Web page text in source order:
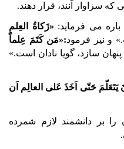
که سزاوار آنند، قرار دهند.
می فرماید: «زَکاةُ العِلمِ
و نیز فرمود:«مَن کَتَمَ عِلماً
سازد، گویا نادان است.»
یَتَعَلّمَ حَتّی اَخَذَ عَلی العالِم اَن
را بر دانشمند لازم شمرده